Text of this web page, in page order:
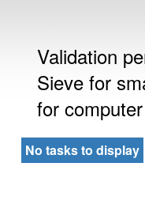
Validation
Sieve for
for
No tasks to display